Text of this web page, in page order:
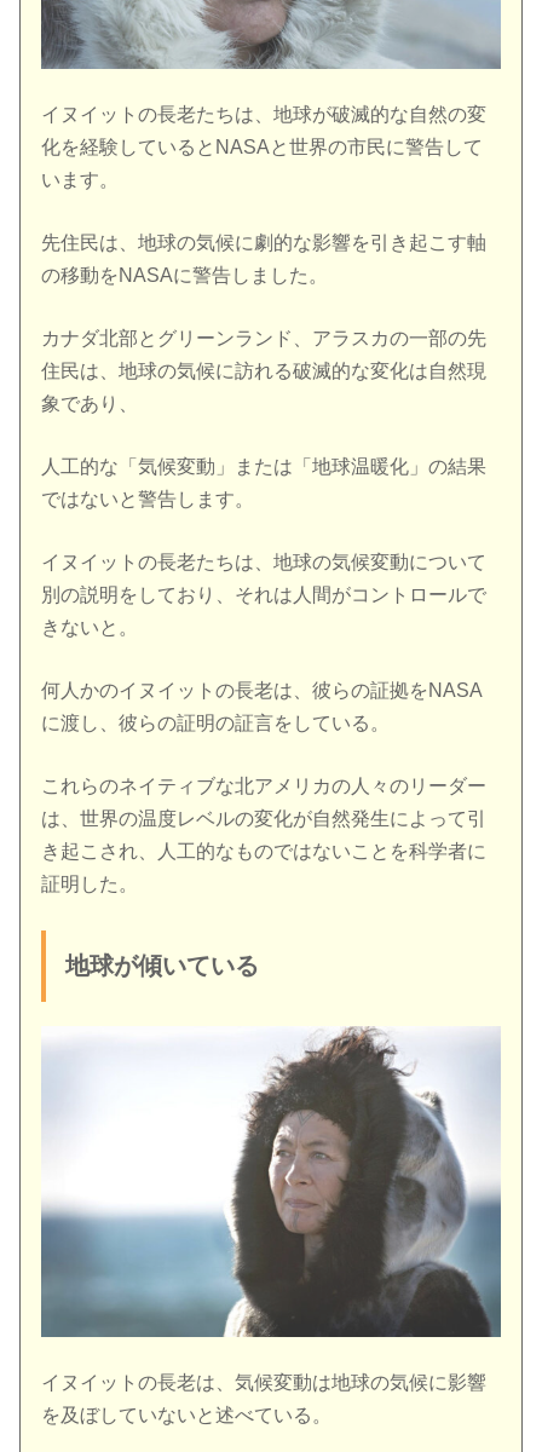
イヌイットの長老たちは、地球が破滅的な自然の変
化を経験しているとNASAと世界の市民に警告して
います。
先住民は、地球の気候に劇的な影響を引き起こす軸
の移動をNASAに警告しました。
カナダ北部とグリーンランド、アラスカの一部の先
住民は、地球の気候に訪れる破滅的な変化は自然現
象であり、
人工的な「気候変動」または「地球温暖化」の結果
ではないと警告します。
イヌイットの長老たちは、地球の気候変動について
別の説明をしており、それは人間がコントロールで
きないと。
何人かのイヌイットの長老は、彼らの証拠をNASA
に渡し、彼らの証明の証言をしている。
これらのネイティブな北アメリカの人々のリーダー
は、世界の温度レベルの変化が自然発生によって引
き起こされ、人工的なものではないことを科学者に
証明した。
地球が傾いている
イヌイットの長老は、気候変動は地球の気候に影響
を及ぼしていないと述べている。